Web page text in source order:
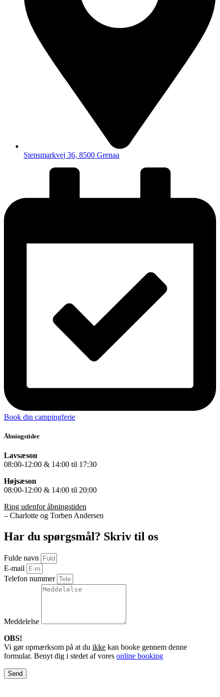
Stensmarkvej 36, 8500 Grenaa
Book din campingferie
Åbningstider
Lavsæson
08:00-12:00 & 14:00 til 17:30
Højsæson
08:00-12:00 & 14:00 til 20:00
Ring udenfor åbningstiden
– Charlotte og Torben Andersen
Har du spørgsmål? Skriv til os
Fulde navn
E-mail
Telefon nummer
Meddelelse
OBS!
Vi gør opmærksom på at du ikke kan booke gennem denne
formular. Benyt dig i stedet af vores online booking
Send